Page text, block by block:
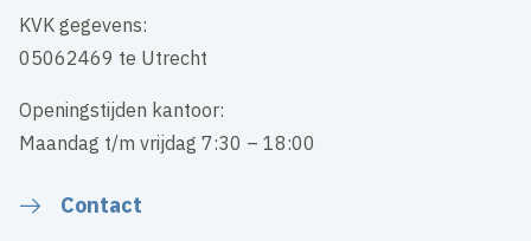
KVK gegevens:
05062469 te Utrecht
Openingstijden kantoor:
Maandag t/m vrijdag 7:30 – 18:00
Contact